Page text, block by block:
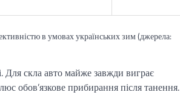
в умовах українських зим (джерела:
Для скла авто майже завжди виграє
обов’язкове прибирання після танення.